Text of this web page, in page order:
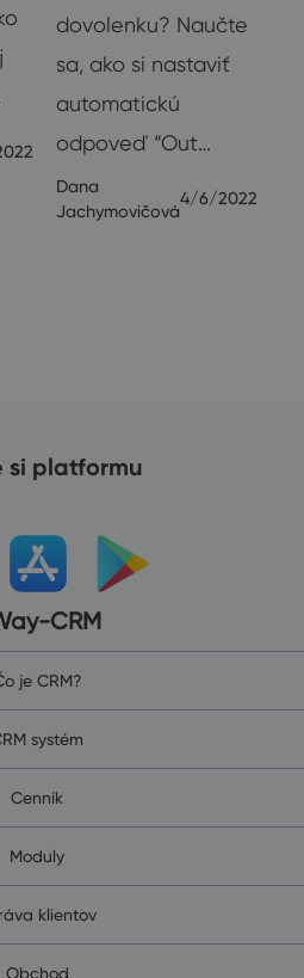
dovolenku? Naučte
sa, ako si nastaviť
automatickú
odpoveď “Out…
Dana
Jachymovičová
4/6/2022
si platformu
CRM
je CRM?
systém
Cenník
Moduly
klientov
Obchod